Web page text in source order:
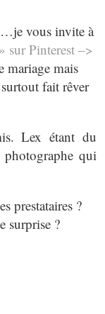
vous invite à
sur Pinterest –>
mariage mais
fait rêver
Lex étant du
qui
prestataires ?
surprise ?